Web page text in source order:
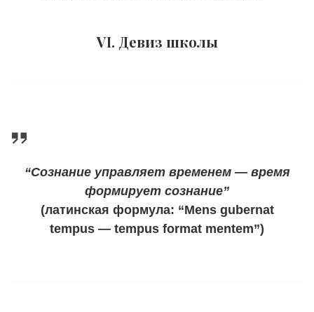
VI. Девиз школы
“Сознание управляет временем — время
формирует сознание”
(латинская формула: “Mens gubernat
tempus — tempus format mentem”)